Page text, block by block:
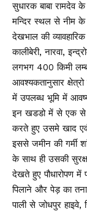
सुधारक बाबा रामदेव
मन्दिर स्थल से नीम
देखभाल की
कालीबेरी, नारवा,
लगभग 400 किमी
आवश्यकतानुसार क्षेत्रो
में उपलब्ध भूमि में
इन खडडो में से एक से
करते हुए उसमे खाद एवं
इससे जमीन की गर्मी
के साथ ही उसकी
देखते हुए पौधारोपण में
पिलाने और पेड़ का
पाली से जोधपुर हाइवे,